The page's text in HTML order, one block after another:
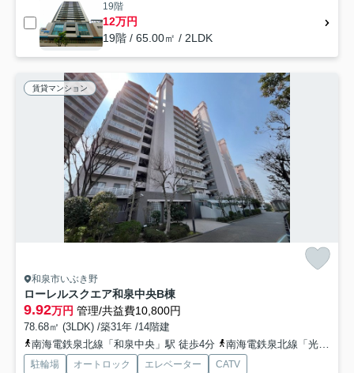
19階
12万円
19階 / 65.00㎡ / 2LDK
賃貸マンション
和泉市いぶき野
ローレルスクエア和泉中央B棟
9.92万円 管理/共益費10,800円
78.68㎡ (3LDK) /築31年 /14階建
南海電鉄泉北線「和泉中央」駅 徒歩4分
南海電鉄泉北線「光明池」駅 徒歩35分
駐輪場 オートロック エレベーター
CATV